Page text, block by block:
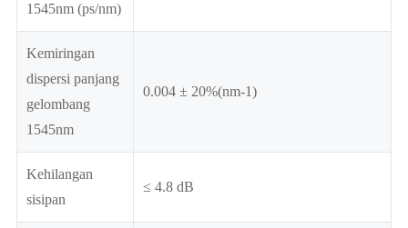
1545nm (ps/nm)
Kemiringan
dispersi panjang
gelombang
1545nm
0.004 ± 20%(nm-1)
Kehilangan
sisipan
≤ 4.8 dB